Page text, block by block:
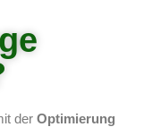
der Optimierung